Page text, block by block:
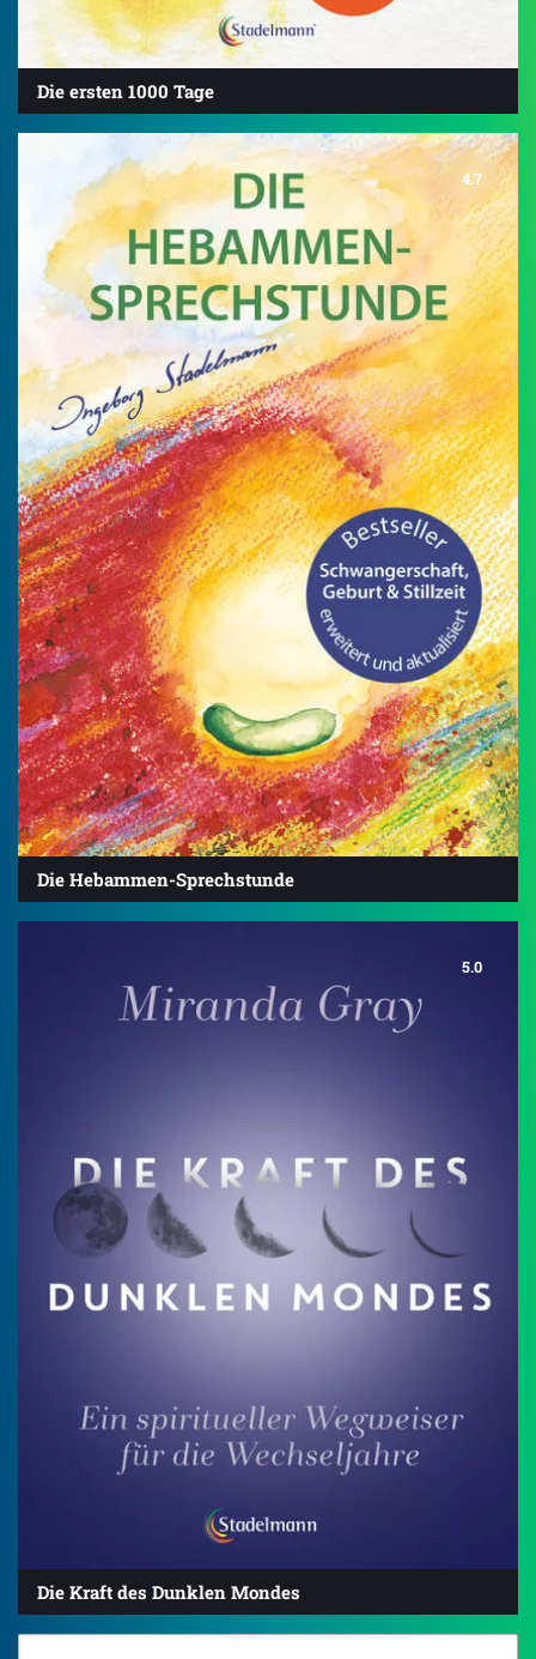
Die ersten 1000 Tage
4.7
Die Hebammen-Sprechstunde
5.0
Die Kraft des Dunklen Mondes